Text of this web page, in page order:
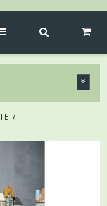
/